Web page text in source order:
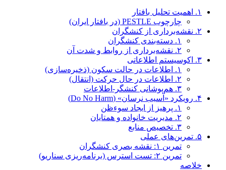
۱. اهمیت تحلیل بافتار
چارچوب PESTLE (در بافتار ایران)
۲. نقشه‌برداری از کنشگران
۱. دسته‌بندی کنشگران
۲. نقشه‌برداری از روابط و شدت آن
۳. اکوسیستم اطلاعاتی
۱. اطلاعات در حالت سکون (ذخیره‌سازی)
۲. اطلاعات در حال حرکت (انتقال)
۳. هم‌پوشانی کنشگر-اطلاعات
۴. رویکرد «آسیب نرسان» (Do No Harm)
۱. پرهیز از ایجاد سوءظن
۲. مدیریت خانواده و همتایان
۳. تخصیص منابع
۵. تمرین‌های عملی
تمرین ۱: نقشه بصری کنشگران
تمرین ۲: تست استرس (برنامه‌ریزی سناریو)
خلاصه